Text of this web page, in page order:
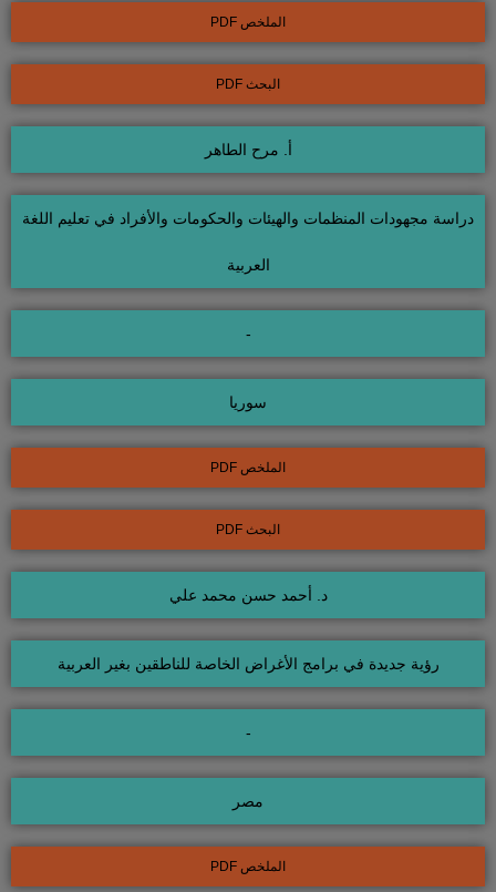
الملخص PDF
البحث PDF
أ. مرح الطاهر
دراسة مجهودات المنظمات والهيئات والحكومات والأفراد في تعليم اللغة
العربية
-
سوريا
الملخص PDF
البحث PDF
د. أحمد حسن محمد علي
رؤية جديدة في برامج الأغراض الخاصة للناطقين بغير العربية
-
مصر
الملخص PDF